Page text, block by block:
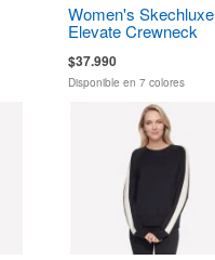
Women's Skechluxe
Elevate Crewneck
$37.990
Disponible en 7 colores